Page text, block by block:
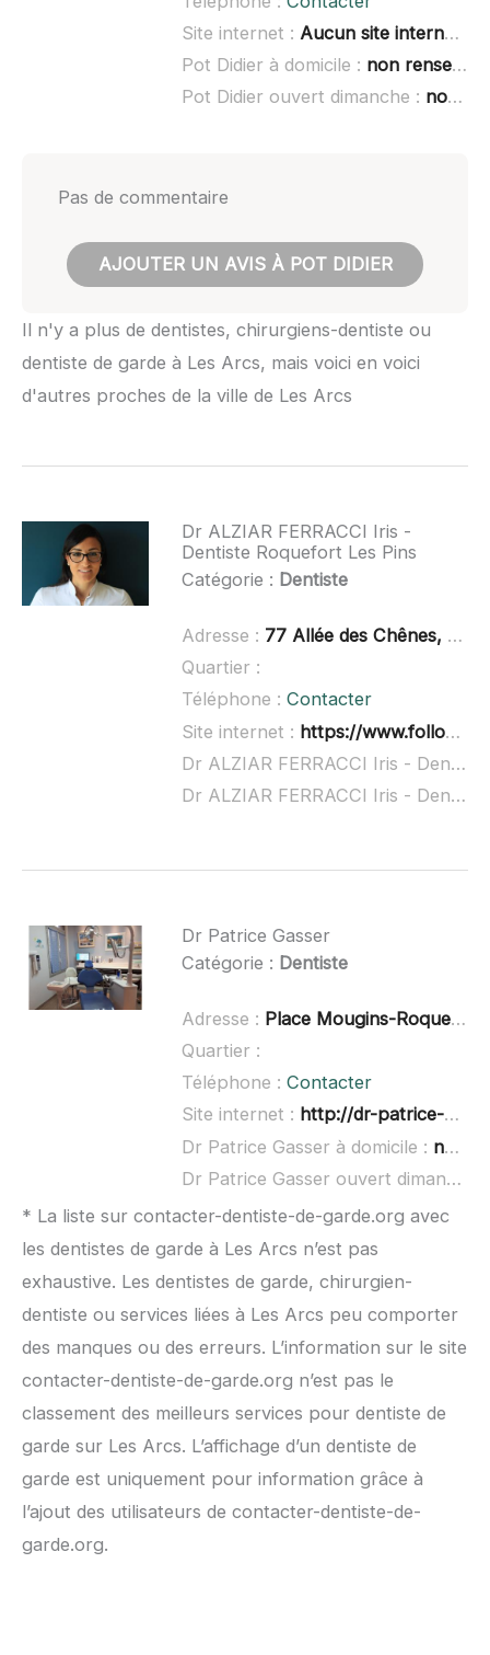
Site internet : Aucun site internet connu
Pot Didier à domicile : non renseigné
Pot Didier ouvert dimanche : non renseigné
Pas de commentaire
AJOUTER UN AVIS À POT DIDIER
Il n'y a plus de dentistes, chirurgiens-dentiste ou
dentiste de garde à Les Arcs, mais voici en voici
d'autres proches de la ville de Les Arcs
Dr ALZIAR FERRACCI Iris -
Dentiste Roquefort Les Pins
Catégorie : Dentiste
Adresse : 77 Allée des Chênes, 06330 Roquefort-les-Pins
Quartier :
Téléphone : Contacter
Site internet : https://www.followdoc.fr/dentiste/roquefort-les-pins/alziar-ferracci
Dr ALZIAR FERRACCI Iris - Dentiste Roquefort Les Pins à domicile :
Dr ALZIAR FERRACCI Iris - Dentiste Roquefort Les Pins ouvert dimanche :
Dr Patrice Gasser
Catégorie : Dentiste
Adresse : Place Mougins-Roquefort cidex 400 bis, 06330 Roquefort-les-Pins
Quartier :
Téléphone : Contacter
Site internet : http://dr-patrice-gasser.chirurgiens-dentistes.fr/
Dr Patrice Gasser à domicile : non renseigné
Dr Patrice Gasser ouvert dimanche :
* La liste sur contacter-dentiste-de-garde.org avec
les dentistes de garde à Les Arcs n’est pas
exhaustive. Les dentistes de garde, chirurgien-
dentiste ou services liées à Les Arcs peu comporter
des manques ou des erreurs. L’information sur le site
contacter-dentiste-de-garde.org n’est pas le
classement des meilleurs services pour dentiste de
garde sur Les Arcs. L’affichage d’un dentiste de
garde est uniquement pour information grâce à
l’ajout des utilisateurs de contacter-dentiste-de-
garde.org.